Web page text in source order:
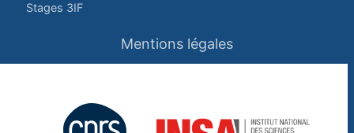
Stages 3IF
Mentions légales